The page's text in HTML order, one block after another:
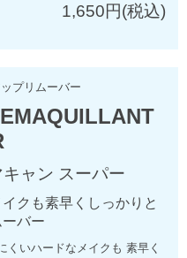
1,650円(税込)
プリムーバー
キャン スーパー
クも素早くしっかりと
バー
くいハードなメイクも 素早く